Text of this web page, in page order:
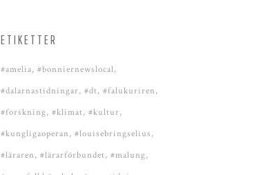
ETIKETTER
#amelia #bonniernewslocal
#dalarnastidningar #dt #falukuriren
#forskning #klimat #kultur
#kungligaoperan #louisebringselius
#läraren #lärarförbundet #malung